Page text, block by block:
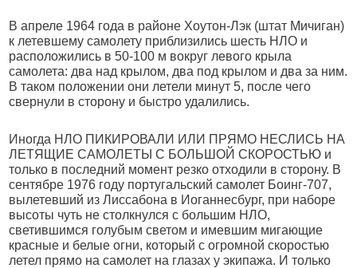
В апреле 1964 года в районе Хоутон-Лэк (штат Мичиган)
к летевшему самолету приблизились шесть НЛО и
расположились в 50-100 м вокруг левого крыла
самолета: два над крылом, два под крылом и два за ним.
В таком положении они летели минут 5, после чего
свернули в сторону и быстро удалились.
Иногда НЛО ПИКИРОВАЛИ ИЛИ ПРЯМО НЕСЛИСЬ НА
ЛЕТЯЩИЕ САМОЛЕТЫ С БОЛЬШОЙ СКОРОСТЬЮ и
только в последний момент резко отходили в сторону. В
сентябре 1976 году португальский самолет Боинг-707,
вылетевший из Лиссабона в Иоганнесбург, при наборе
высоты чуть не столкнулся с большим НЛО,
светившимся голубым светом и имевшим мигающие
красные и белые огни, который с огромной скоростью
летел прямо на самолет на глазах у экипажа. И только